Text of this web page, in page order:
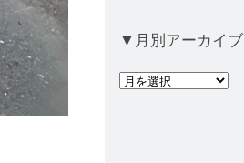
▼月別アーカイブ
ア